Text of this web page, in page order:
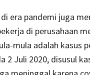
era pandemi juga
di perusahaan
mula adalah kasus
2 Juli 2020, disusul